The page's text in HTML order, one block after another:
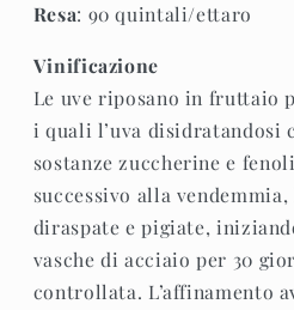
Resa: 90 quintali/ettaro
Vinificazione
Le uve riposano in fruttaio
i quali l’uva disidratandosi
sostanze zuccherine e
successivo alla vendemmia,
diraspate e pigiate,
vasche di acciaio per 30
controllata. L’affinamento